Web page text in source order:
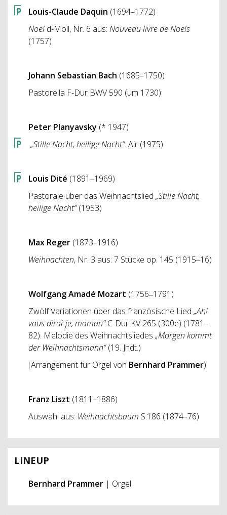
Louis-Claude Daquin (1694–1772)
Noel d-Moll, Nr. 6 aus: Nouveau livre de Noels
(1757)
Johann Sebastian Bach (1685–1750)
Pastorella F-Dur BWV 590 (um 1730)
Peter Planyavsky (* 1947)
„Stille Nacht, heilige Nacht“. Air (1975)
Louis Dité (1891‒1969)
Pastorale über das Weihnachtslied „Stille Nacht,
heilige Nacht“(1953)
Max Reger (1873–1916)
Weihnachten, Nr. 3 aus: 7 Stücke op. 145 (1915‒16)
Wolfgang Amadé Mozart (1756‒1791)
Zwölf Variationen über das französische Lied „Ah!
vous dirai-je, maman“C-Dur KV 265 (300e) (1781–
82). Melodie des Weihnachtsliedes „Morgen kommt
der Weihnachtsmann“(19. Jhdt.)
[Arrangement für Orgel von Bernhard Prammer)
Franz Liszt (1811–1886)
Auswahl aus: Weihnachtsbaum S.186 (1874–76)
LINEUP
Bernhard Prammer | Orgel